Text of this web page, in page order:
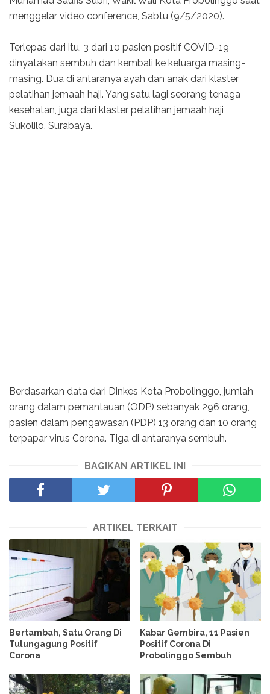
menggelar video conference, Sabtu (9/5/2020).
Terlepas dari itu, 3 dari 10 pasien positif COVID-19
dinyatakan sembuh dan kembali ke keluarga masing-
masing. Dua di antaranya ayah dan anak dari klaster
pelatihan jemaah haji. Yang satu lagi seorang tenaga
kesehatan, juga dari klaster pelatihan jemaah haji
Sukolilo, Surabaya.
Berdasarkan data dari Dinkes Kota Probolinggo, jumlah
orang dalam pemantauan (ODP) sebanyak 296 orang,
pasien dalam pengawasan (PDP) 13 orang dan 10 orang
terpapar virus Corona. Tiga di antaranya sembuh.
BAGIKAN ARTIKEL INI
ARTIKEL TERKAIT
Bertambah, Satu Orang Di
Tulungagung Positif
Corona
Kabar Gembira, 11 Pasien
Positif Corona Di
Probolinggo Sembuh